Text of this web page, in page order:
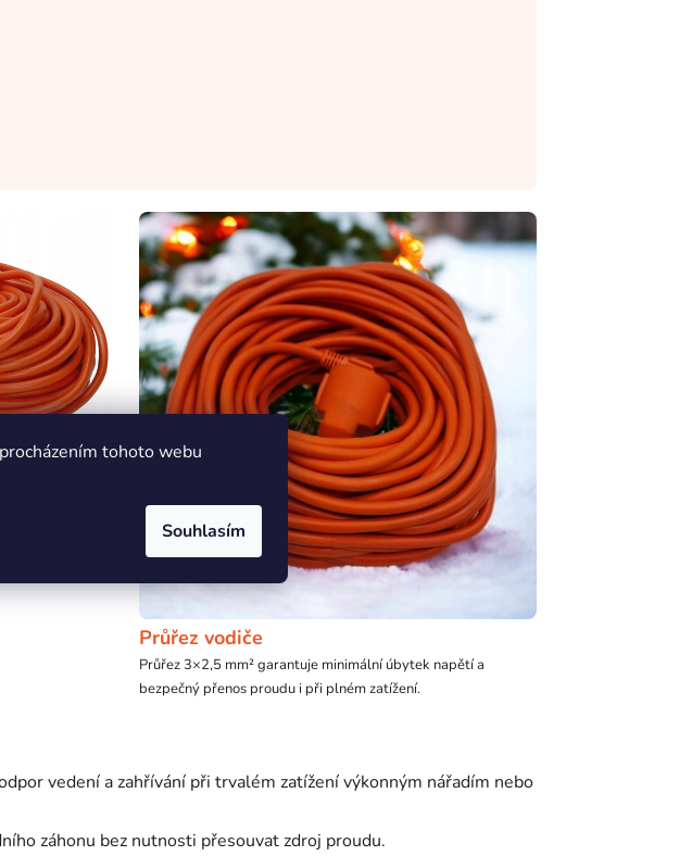
tohoto webu
Souhlasím
zajišťuje
Průřez vodiče
Průřez 3×2,5 mm² garantuje minimální úbytek napětí a
bezpečný přenos proudu i při plném zatížení.
vedení a zahřívání při trvalém zatížení výkonným nářadím nebo
záhonu bez nutnosti přesouvat zdroj proudu.